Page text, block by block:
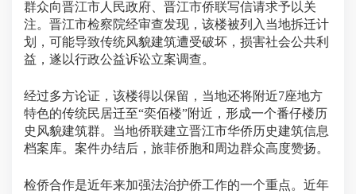
群众向晋江市人民政府、晋江市侨联写信请求予以关
注。晋江市检察院经审查发现，该楼被列入当地拆迁计
划，可能导致传统风貌建筑遭受破坏，损害社会公共利
益，遂以行政公益诉讼立案调查。
经过多方论证，该楼得以保留，当地还将附近7座地方
特色的传统民居迁至“奕佰楼”附近，形成一个番仔楼历
史风貌建筑群。当地侨联建立晋江市华侨历史建筑信息
档案库。案件办结后，旅菲侨胞和周边群众高度赞扬。
检侨合作是近年来加强法治护侨工作的一个重点。近年